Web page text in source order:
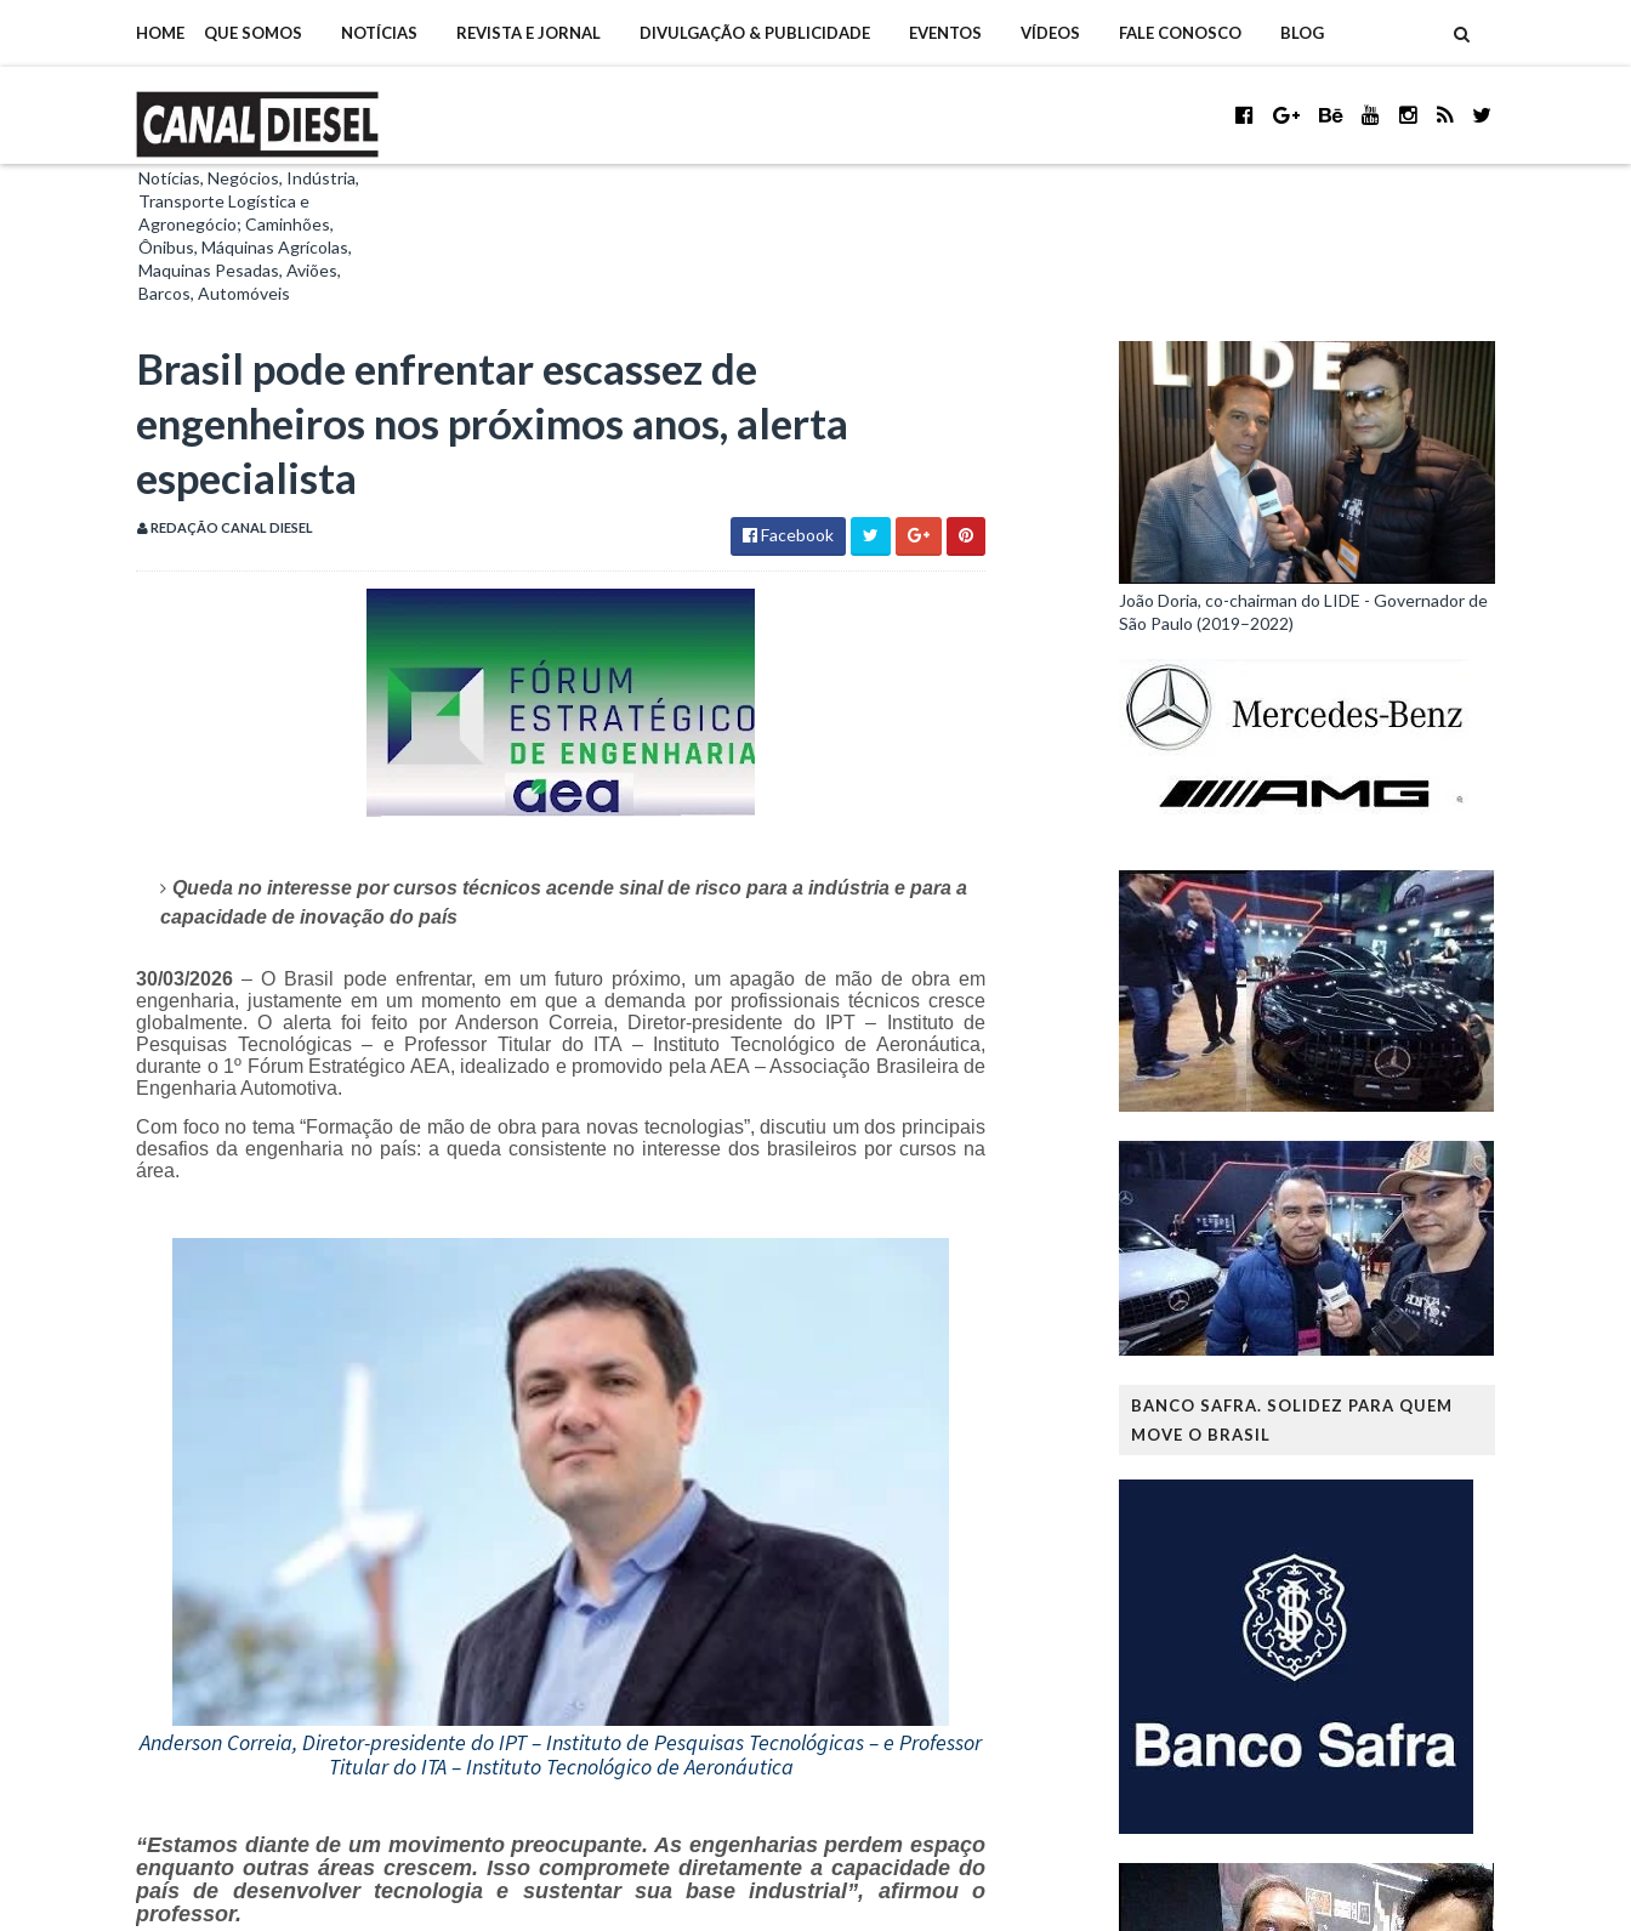
HOME QUE SOMOS NOTÍCIAS REVISTA E JORNAL DIVULGAÇÃO & PUBLICIDADE EVENTOS VÍDEOS FALE CONOSCO BLOG
Notícias, Negócios, Indústria,
Transporte Logística e
Agronegócio; Caminhões,
Ônibus, Máquinas Agrícolas,
Maquinas Pesadas, Aviões,
Barcos, Automóveis
Brasil pode enfrentar escassez de
engenheiros nos próximos anos, alerta
especialista
REDAÇÃO CANAL DIESEL Facebook
Queda no interesse por cursos técnicos acende sinal de risco para a indústria e para a
capacidade de inovação do país
30/03/2026 – O Brasil pode enfrentar, em um futuro próximo, um apagão de mão de obra em
engenharia, justamente em um momento em que a demanda por profissionais técnicos cresce
globalmente. O alerta foi feito por Anderson Correia, Diretor-presidente do IPT – Instituto de
Pesquisas Tecnológicas – e Professor Titular do ITA – Instituto Tecnológico de Aeronáutica,
durante o 1º Fórum Estratégico AEA, idealizado e promovido pela AEA – Associação Brasileira de
Engenharia Automotiva.
Com foco no tema “Formação de mão de obra para novas tecnologias”, discutiu um dos principais
desafios da engenharia no país: a queda consistente no interesse dos brasileiros por cursos na
área.
Anderson Correia, Diretor-presidente do IPT – Instituto de Pesquisas Tecnológicas – e Professor
Titular do ITA – Instituto Tecnológico de Aeronáutica
“Estamos diante de um movimento preocupante. As engenharias perdem espaço
enquanto outras áreas crescem. Isso compromete diretamente a capacidade do
país de desenvolver tecnologia e sustentar sua base industrial”, afirmou o
professor.
João Doria, co-chairman do LIDE - Governador de
São Paulo (2019–2022)
BANCO SAFRA. SOLIDEZ PARA QUEM
MOVE O BRASIL